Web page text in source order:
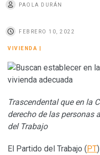
PAOLA DURÁN
FEBRERO 10, 2022
VIVIENDA
Trascendental que en la
derecho de las personas
del Trabajo
El Partido del Trabajo (PT